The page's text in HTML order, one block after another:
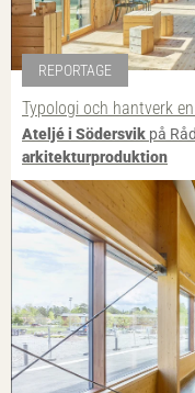
REPORTAGE
Typologi och hantverk
Ateljé i Södersvik på
arkitekturproduktion